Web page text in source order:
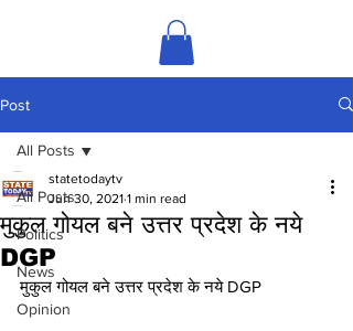
Post
All Posts
Politics
News
Opinion
All Posts
मुकुल गोयल बने उत्तर प्रदेश के नये
DGP
statetodaytv
Jun 30, 2021 1 min read
मुकुल गोयल बने उत्तर प्रदेश के नये DGP